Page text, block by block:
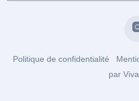
Politique de confidentialité
par